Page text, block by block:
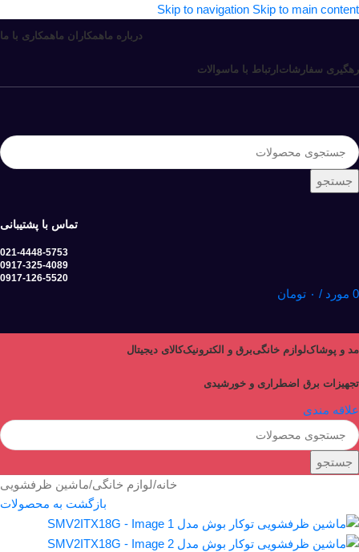
Skip to navigation Skip to main content
درباره ماهمکاران ماهمکاری با ما
رهگیری سفارشات ارتباط با ماسوالات
جستجو
تماس با پشتیبانی
021-4448-5753
0917-325-4089
0917-126-5520
0 مورد / ۰ تومان
مد و پوشاکلوازم خانگیبرق و الکترونیککالای دیجیتال
تجهیزات برق اضطراری و خورشیدی
علاقه مندی
جستجو
خانه/لوازم خانگی/ماشین ظرفشویی
بازگشت به محصولات